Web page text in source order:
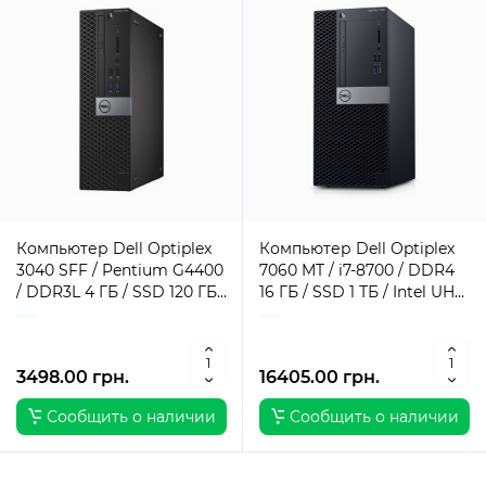
Компьютер Dell Optiplex
3040 SFF / Pentium G4400
/ DDR3L 4 ГБ / SSD 120 ГБ /
3498.00 грн.
Сообщить о наличии
Компьютер Dell Optiplex
7060 MT / i7-8700 / DDR4
16 ГБ / SSD 1 ТБ / Intel UHD
16405.00 грн.
Сообщить о наличии